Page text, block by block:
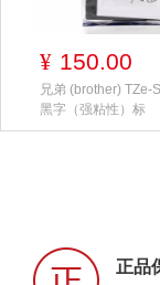
¥ 150.00
兄弟 (brother) TZe-
黑字（强粘性）标
正品